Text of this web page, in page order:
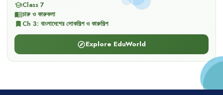
schoolClass 7
menu_bookচারু ও কারুকলা
bookmark Ch 3: বাংলাদেশের লোকশিল্প ও কারুশিল্প
exploreExplore EduWorld